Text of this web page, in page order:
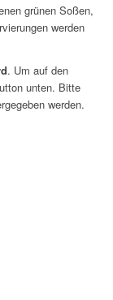
grünen Soßen,
werden
. Um auf den
unten. Bitte
werden.